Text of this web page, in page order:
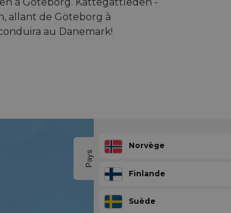
à Göteborg. Kattegattleden -
allant de Göteborg à
au Danemark!
Pays
Norvège
Finlande
Suède